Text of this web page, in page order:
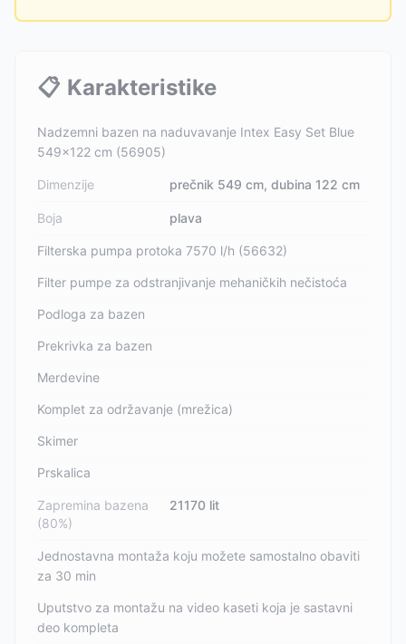
📋 Karakteristike
Nadzemni bazen na naduvavanje Intex Easy Set Blue
549x122 cm (56905)
Dimenzije prečnik 549 cm, dubina 122 cm
Boja plava
Filterska pumpa protoka 7570 l/h (56632)
Filter pumpe za odstranjivanje mehaničkih nečistoća
Podloga za bazen
Prekrivka za bazen
Merdevine
Komplet za održavanje (mrežica)
Skimer
Prskalica
Zapremina bazena
(80%)
21170 lit
Jednostavna montaža koju možete samostalno obaviti
za 30 min
Uputstvo za montažu na video kaseti koja je sastavni
deo kompleta